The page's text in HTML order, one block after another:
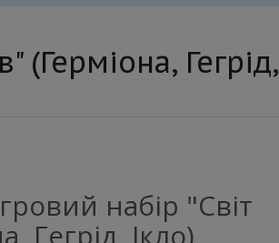
(Герміона, Гегрід,
набір "Світ
Гегрід, Ікло)